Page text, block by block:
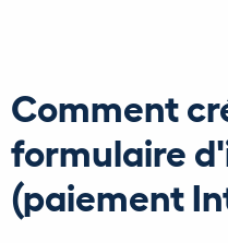
Comment
formulaire
(paiement